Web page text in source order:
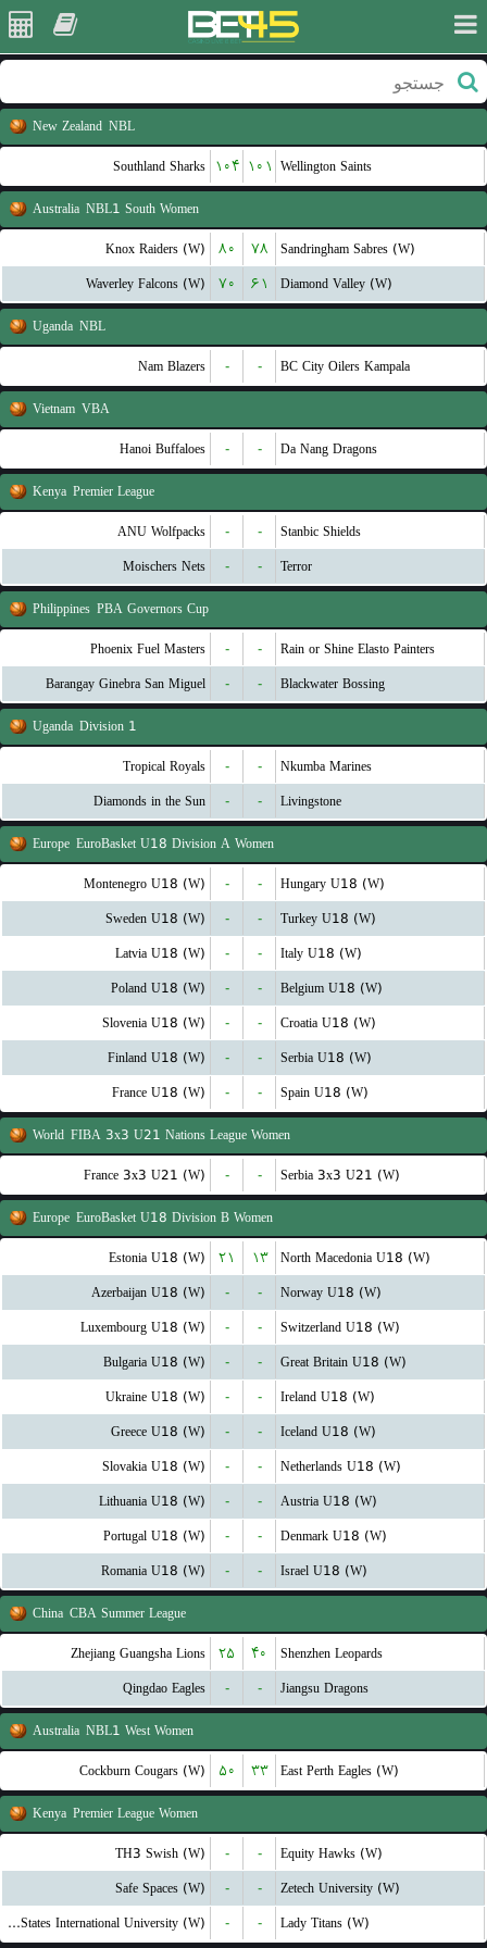
New Zealand NBL
Southland Sharks ۱۰۴ ۱۰۱ Wellington Saints
Australia NBL1 South Women
Knox Raiders (W) ۸۰ ۷۸ Sandringham Sabres (W)
Waverley Falcons (W) ۷۰ ۶۱ Diamond Valley (W)
Uganda NBL
Nam Blazers - - BC City Oilers Kampala
Vietnam VBA
Hanoi Buffaloes - - Da Nang Dragons
Kenya Premier League
ANU Wolfpacks - - Stanbic Shields
Moischers Nets - - Terror
Philippines PBA Governors Cup
Phoenix Fuel Masters - - Rain or Shine Elasto Painters
Barangay Ginebra San Miguel - - Blackwater Bossing
Uganda Division 1
Tropical Royals - - Nkumba Marines
Diamonds in the Sun - - Livingstone
Europe EuroBasket U18 Division A Women
Montenegro U18 (W) - - Hungary U18 (W)
Sweden U18 (W) - - Turkey U18 (W)
Latvia U18 (W) - - Italy U18 (W)
Poland U18 (W) - - Belgium U18 (W)
Slovenia U18 (W) - - Croatia U18 (W)
Finland U18 (W) - - Serbia U18 (W)
France U18 (W) - - Spain U18 (W)
World FIBA 3x3 U21 Nations League Women
France 3x3 U21 (W) - - Serbia 3x3 U21 (W)
Europe EuroBasket U18 Division B Women
Estonia U18 (W) ۲۱ ۱۳ North Macedonia U18 (W)
Azerbaijan U18 (W) - - Norway U18 (W)
Luxembourg U18 (W) - - Switzerland U18 (W)
Bulgaria U18 (W) - - Great Britain U18 (W)
Ukraine U18 (W) - - Ireland U18 (W)
Greece U18 (W) - - Iceland U18 (W)
Slovakia U18 (W) - - Netherlands U18 (W)
Lithuania U18 (W) - - Austria U18 (W)
Portugal U18 (W) - - Denmark U18 (W)
Romania U18 (W) - - Israel U18 (W)
China CBA Summer League
Zhejiang Guangsha Lions ۲۵ ۴۰ Shenzhen Leopards
Qingdao Eagles - - Jiangsu Dragons
Australia NBL1 West Women
Cockburn Cougars (W) ۵۰ ۳۳ East Perth Eagles (W)
Kenya Premier League Women
TH3 Swish (W) - - Equity Hawks (W)
Safe Spaces (W) - - Zetech University (W)
United States International University (W) - - Lady Titans (W)